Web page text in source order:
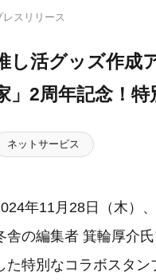
レスリリース
し活グッズ作成
」2周年記念！
ネットサービス
年11月28日（木）
舎の編集者 箕輪厚介
た特別なコラボスタ